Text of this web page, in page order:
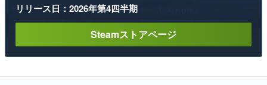
リリース日：2026年第4四半期
Steamストアページ